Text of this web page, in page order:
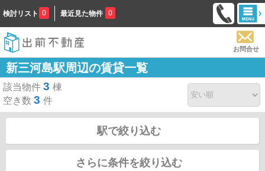
検討リスト 0 最近見た物件 0
お問合せ
新三河島駅周辺の賃貸一覧
該当物件 3 棟
空き数 3 件
駅で絞り込む
さらに条件を絞り込む